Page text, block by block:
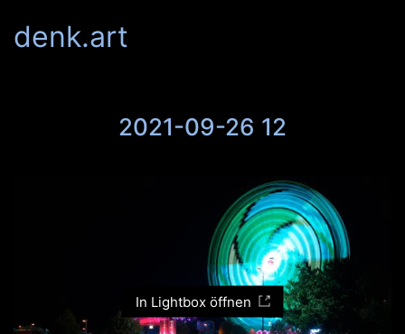
denk.art
2021-09-26 12
In Lightbox öffnen